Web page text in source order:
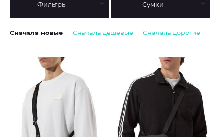
Фильтры Сумки
Сначала новые Сначала дешёвые Сначала дорогие